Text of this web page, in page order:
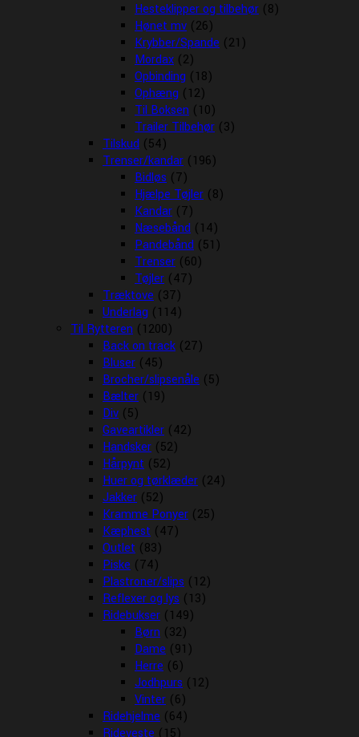
Hesteklipper og tilbehør (8)
Hønet mv (26)
Krybber/Spande (21)
Mordax (2)
Opbinding (18)
Ophæng (12)
Til Boksen (10)
Trailer Tilbehør (3)
Tilskud (54)
Trenser/kandar (196)
Bidløs (7)
Hjælpe Tøjler (8)
Kandar (7)
Næsebånd (14)
Pandebånd (51)
Trenser (60)
Tøjler (47)
Træktove (37)
Underlag (114)
Til Rytteren (1200)
Back on track (27)
Bluser (45)
Brocher/slipsenåle (5)
Bælter (19)
Div (5)
Gaveartikler (42)
Handsker (52)
Hårpynt (52)
Huer og tørklæder (24)
Jakker (52)
Kramme Ponyer (25)
Kæphest (47)
Outlet (83)
Piske (74)
Plastroner/slips (12)
Reflexer og lys (13)
Ridebukser (149)
Børn (32)
Dame (91)
Herre (6)
Jodhpurs (12)
Vinter (6)
Ridehjelme (64)
Rideveste (15)